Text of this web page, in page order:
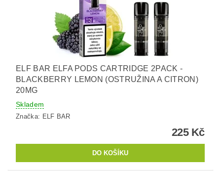
ELF BAR ELFA PODS CARTRIDGE 2PACK -
BLACKBERRY LEMON (OSTRUŽINA A CITRON)
20MG
Skladem
Značka: ELF BAR
225 Kč